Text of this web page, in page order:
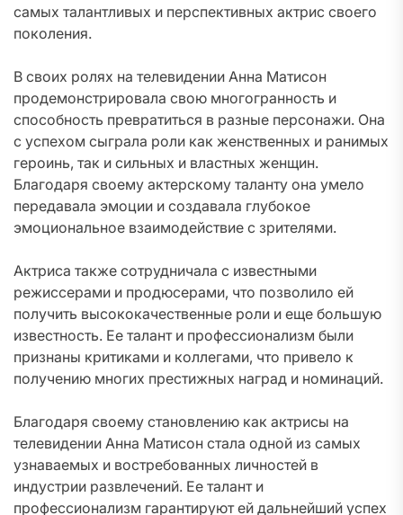
самых талантливых и перспективных актрис своего
поколения.
В своих ролях на телевидении Анна Матисон
продемонстрировала свою многогранность и
способность превратиться в разные персонажи. Она
с успехом сыграла роли как женственных и ранимых
героинь, так и сильных и властных женщин.
Благодаря своему актерскому таланту она умело
передавала эмоции и создавала глубокое
эмоциональное взаимодействие с зрителями.
Актриса также сотрудничала с известными
режиссерами и продюсерами, что позволило ей
получить высококачественные роли и еще большую
известность. Ее талант и профессионализм были
признаны критиками и коллегами, что привело к
получению многих престижных наград и номинаций.
Благодаря своему становлению как актрисы на
телевидении Анна Матисон стала одной из самых
узнаваемых и востребованных личностей в
индустрии развлечений. Ее талант и
профессионализм гарантируют ей дальнейший успех